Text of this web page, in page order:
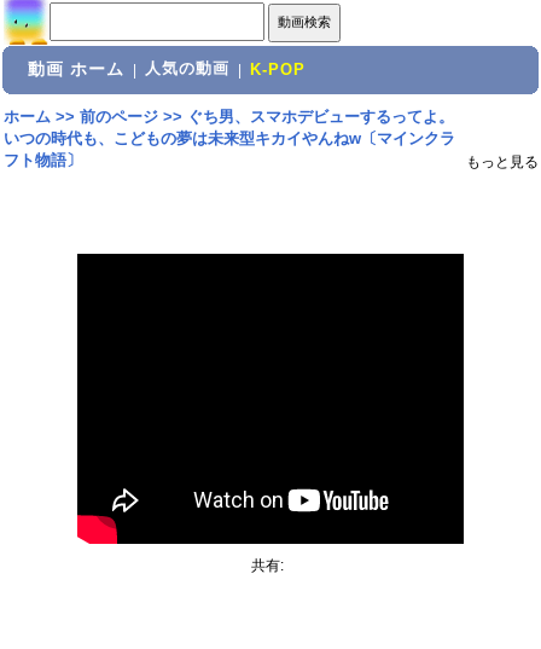
動画 ホーム 人気の動画 K-POP
ホーム>> 前のページ>> ぐち男、スマホデビューするってよ。
いつの時代も、こどもの夢は未来型キカイやんねw〔マインクラ
フト物語〕
もっと見る
共有: